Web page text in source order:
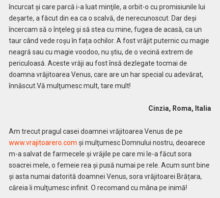
încurcat şi care parcă i-a luat minţile, a orbit-o cu promisiunile lui
deșarte, a făcut din ea ca o scalvă, de nerecunoscut. Dar deşi
încercam să o înţeleg şi să stea cu mine, fugea de acasă, ca un
taur când vede roșu în fața ochilor. A fost vrăjit puternic cu magie
neagră sau cu magie voodoo, nu știu, de o vecină extrem de
periculoasă. Aceste vrăji au fost însă dezlegate tocmai de
doamna vrăjitoarea Venus, care are un har special cu adevărat,
înnăscut.Vă mulţumesc mult, tare mult!
Cinzia, Roma, Italia
Am trecut pragul casei doamnei vrăjitoarea Venus de pe
www.vrajitoarero.com şi mulţumesc Domnului nostru, deoarece
m-a salvat de farmecele și vrăjile pe care mi le-a făcut sora
soacrei mele, o femeie rea și pusă numai pe rele. Acum sunt bine
şi asta numai datorită doamnei Venus, sora vrăjitoarei Brățara,
căreia îi mulţumesc infinit. O recomand cu mâna pe inimă!